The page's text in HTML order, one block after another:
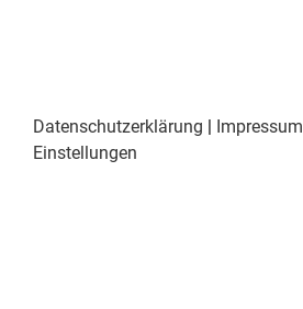
Datenschutzerklärung | Impressum
Einstellungen